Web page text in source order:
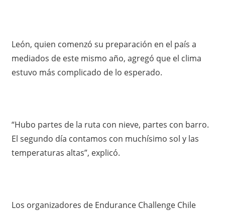
León, quien comenzó su preparación en el país a
mediados de este mismo año, agregó que el clima
estuvo más complicado de lo esperado.
“Hubo partes de la ruta con nieve, partes con barro.
El segundo día contamos con muchísimo sol y las
temperaturas altas”, explicó.
Los organizadores de Endurance Challenge Chile